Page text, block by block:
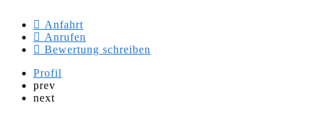
Anfahrt
Anrufen
Bewertung schreiben
Profil
prev
next